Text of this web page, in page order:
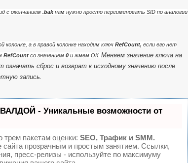
с окончанием .bakнам нужно просто переименовать SID по аналогии
колонке, а в правой колонке находим ключ RefCount, если его нет
RefCount со значением 0 и жмем ОК. Меняем значение ключа на
означать сброс и возврат к исходному значению после
запись.
- Уникальные возможности от
трем пакетам оценки: SEO, Трафик и SMM.
прозрачным и простым занятием. Ссылки,
пресс-релизы - используйте по максимуму